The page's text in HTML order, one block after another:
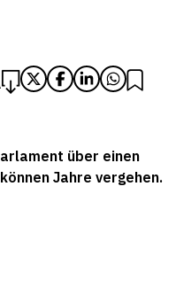
über einen
Jahre vergehen.